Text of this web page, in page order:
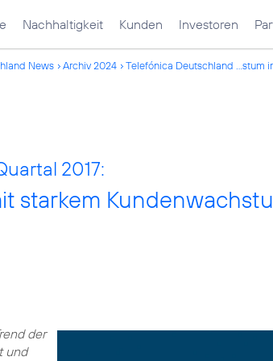
Nachhaltigkeit Kunden Investoren
News Archiv 2024 Telefónica Deutschland ...stum
2017:
starkem
der
und